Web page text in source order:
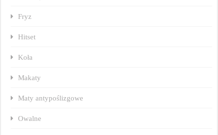
Fryz
Hitset
Koła
Makaty
Maty antypoślizgowe
Owalne